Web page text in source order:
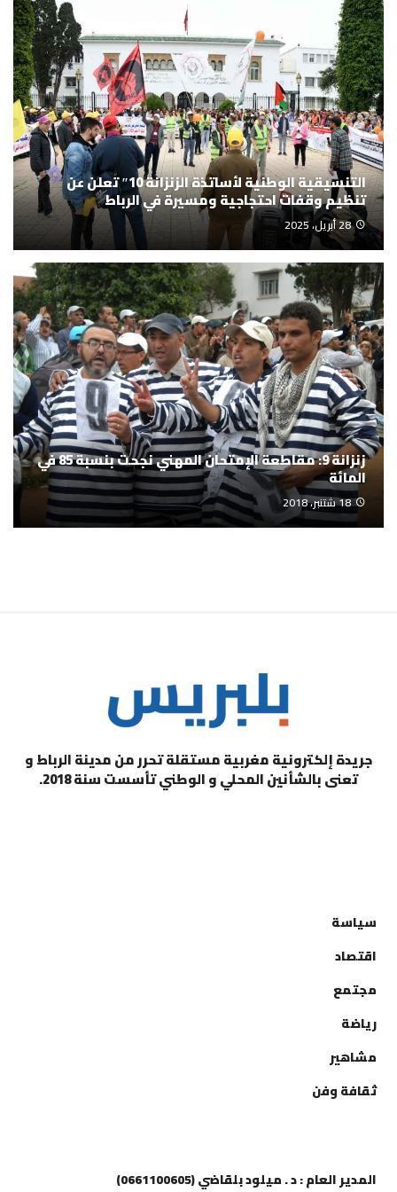
التنسيقية الوطنية لأساتذة الزنزانة 10″ تعلن عن
تنظيم وقفات احتجاجية ومسيرة في الرباط
28 أبريل، 2025
زنزانة 9: مقاطعة الإمتحان المهني نجحت بنسبة 85 في
المائة
18 شتنبر، 2018
جريدة إلكترونية مغربية مستقلة تحرر من مدينة الرباط و
تعنى بالشأنين المحلي و الوطني تأسست سنة 2018.
سياسة
اقتصاد
مجتمع
رياضة
مشاهير
ثقافة وفن
المدير العام : د . ميلود بلقاضي (0661100605)